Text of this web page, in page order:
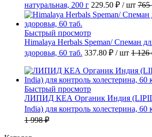
натуральная, 200 г 229.50 ₽ / шт 765
Быстрый просмотр
Himalaya Herbals Speman/ Спеман
здоровья, 60 таб. 337.80 ₽ / шт 1 126
Быстрый просмотр
ЛИПИД КЕА Органик Индия
India) для контроль холестерина, 60
1 998 ₽